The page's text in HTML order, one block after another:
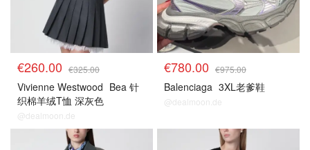
€260.00 €325.00
Vivienne Westwood Bea 针
织棉羊绒T恤 深灰色
@dealmoon.de
€780.00 €975.00
Balenciaga 3XL老爹鞋
@dealmoon.de